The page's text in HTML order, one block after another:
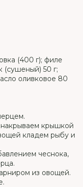
(400 г); филе
(сушеный) 50 г;
оливковое 80
крышкой
кладем рыбу и
чеснока,
из овощей.